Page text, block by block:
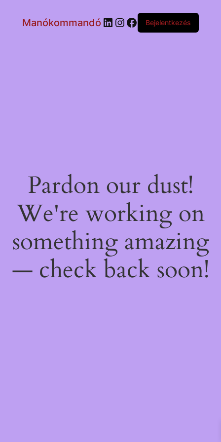
Manókommandó LinkedIn
Instagram
Facebook
Bejelentkezés
Pardon our dust!
We're working on
something amazing
— check back soon!